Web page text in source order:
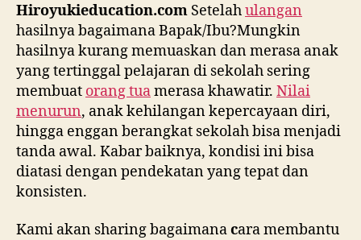
Hiroyukieducation.com Setelahulangan
hasilnya bagaimana Bapak/Ibu?Mungkin
hasilnya kurang memuaskan dan merasa anak
yang tertinggal pelajaran di sekolah sering
membuat orang tuamerasa khawatir. Nilai
menurun, anak kehilangan kepercayaan diri,
hingga enggan berangkat sekolah bisa menjadi
tanda awal. Kabar baiknya, kondisi ini bisa
diatasi dengan pendekatan yang tepat dan
konsisten.
Kami akan sharing bagaimanacara membantu